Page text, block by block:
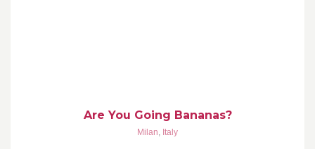
Are You Going Bananas?
Milan, Italy